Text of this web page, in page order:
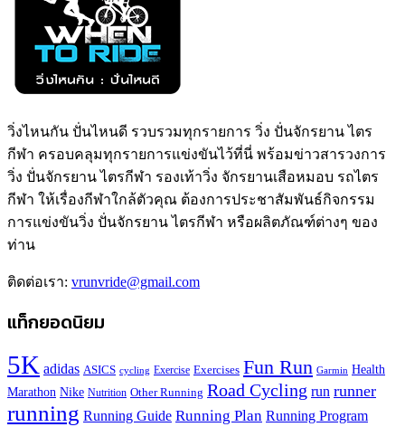
วิ่งไหนกัน ปั่นไหนดี รวบรวมทุกรายการ วิ่ง ปั่นจักรยาน ไตร
กีฬา ครอบคลุมทุกรายการแข่งขันไว้ที่นี่ พร้อมข่าวสารวงการ
วิ่ง ปั่นจักรยาน ไตรกีฬา รองเท้าวิ่ง จักรยานเสือหมอบ รถไตร
กีฬา ให้เรื่องกีฬาใกล้ตัวคุณ ต้องการประชาสัมพันธ์กิจกรรม
การแข่งขันวิ่ง ปั่นจักรยาน ไตรกีฬา หรือผลิตภัณฑ์ต่างๆ ของ
ท่าน
ติดต่อเรา: vrunvride@gmail.com
แท็กยอดนิยม
5K adidas ASICS cycling Exercise Exercises Fun Run Garmin Health
Marathon Nike Nutrition Other Running Road Cycling run runner
running Running Guide Running Plan Running Program